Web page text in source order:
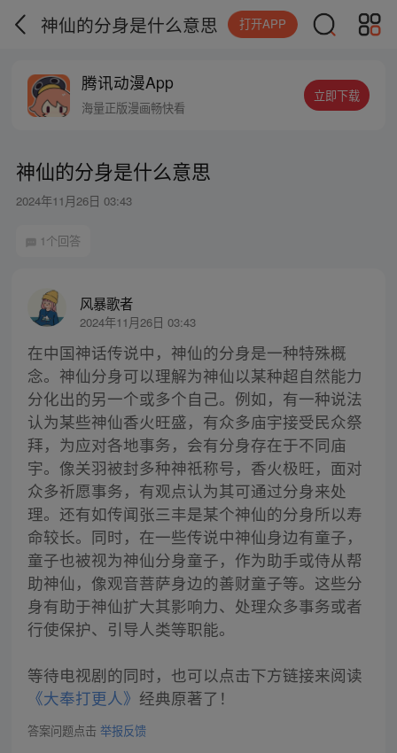
神仙的分身是什么意思 打开APP
腾讯动漫App
海量正版漫画畅快看
立即下载
神仙的分身是什么意思
2024年11月26日 03:43
1个回答
风暴歌者
2024年11月26日 03:43
在中国神话传说中，神仙的分身是一种特殊概
念。神仙分身可以理解为神仙以某种超自然能力
分化出的另一个或多个自己。例如，有一种说法
认为某些神仙香火旺盛，有众多庙宇接受民众祭
拜，为应对各地事务，会有分身存在于不同庙
宇。像关羽被封多种神祇称号，香火极旺，面对
众多祈愿事务，有观点认为其可通过分身来处
理。还有如传闻张三丰是某个神仙的分身所以寿
命较长。同时，在一些传说中神仙身边有童子，
童子也被视为神仙分身童子，作为助手或侍从帮
助神仙，像观音菩萨身边的善财童子等。这些分
身有助于神仙扩大其影响力、处理众多事务或者
行使保护、引导人类等职能。
等待电视剧的同时，也可以点击下方链接来阅读
《大奉打更人》 经典原著了！
答案问题点击 举报反馈